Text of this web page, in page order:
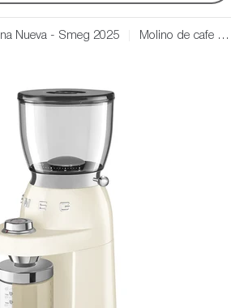
Nueva - Smeg 2025 Molino de cafe smeg Crema - nuevo modelo